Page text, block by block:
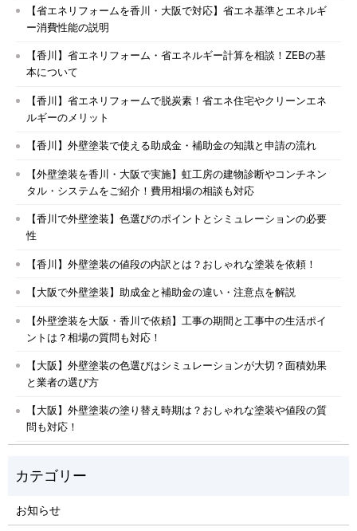
【省エネリフォームを香川・大阪で対応】省エネ基準とエネルギ
ー消費性能の説明
【香川】省エネリフォーム・省エネルギー計算を相談！ZEBの基
本について
【香川】省エネリフォームで脱炭素！省エネ住宅やクリーンエネ
ルギーのメリット
【香川】外壁塗装で使える助成金・補助金の知識と申請の流れ
【外壁塗装を香川・大阪で実施】虹工房の建物診断やコンチネン
タル・システムをご紹介！費用相場の相談も対応
【香川で外壁塗装】色選びのポイントとシミュレーションの必要
性
【香川】外壁塗装の値段の内訳とは？おしゃれな塗装を依頼！
【大阪で外壁塗装】助成金と補助金の違い・注意点を解説
【外壁塗装を大阪・香川で依頼】工事の期間と工事中の生活ポイ
ントは？相場の質問も対応！
【大阪】外壁塗装の色選びはシミュレーションが大切？面積効果
と業者の選び方
【大阪】外壁塗装の塗り替え時期は？おしゃれな塗装や値段の質
問も対応！
お知らせ